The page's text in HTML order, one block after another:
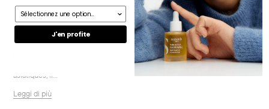
settembre 11, 2025
Double nettoyage : le rituel qui change tout à la rentrée
Il y a des gestes que l’on croit accessoires jusqu’à ce qu’ils deviennent
indispensables. Le double nettoyage en fait partie. Inspiré des routines
asiatiques, il...
Leggi di più
Préoccupation
J'en profite